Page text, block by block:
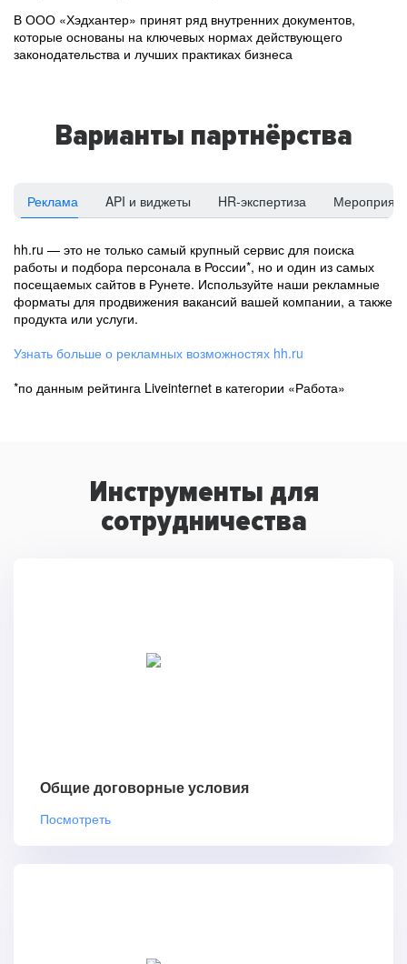
В ООО «Хэдхантер» принят ряд внутренних документов,
которые основаны на ключевых нормах действующего
законодательства и лучших практиках бизнеса
Варианты партнёрства
Реклама API и виджеты HR-экспертиза
hh.ru — это не только самый крупный сервис для поиска
работы и подбора персонала в России*, но и один из самых
посещаемых сайтов в Рунете. Используйте наши рекламные
форматы для продвижения вакансий вашей компании, а также
продукта или услуги.
Узнать больше о рекламных возможностях hh.ru
*по данным рейтинга Liveinternet в категории «Работа»
Инструменты для
сотрудничества
Общие договорные условия
Посмотреть